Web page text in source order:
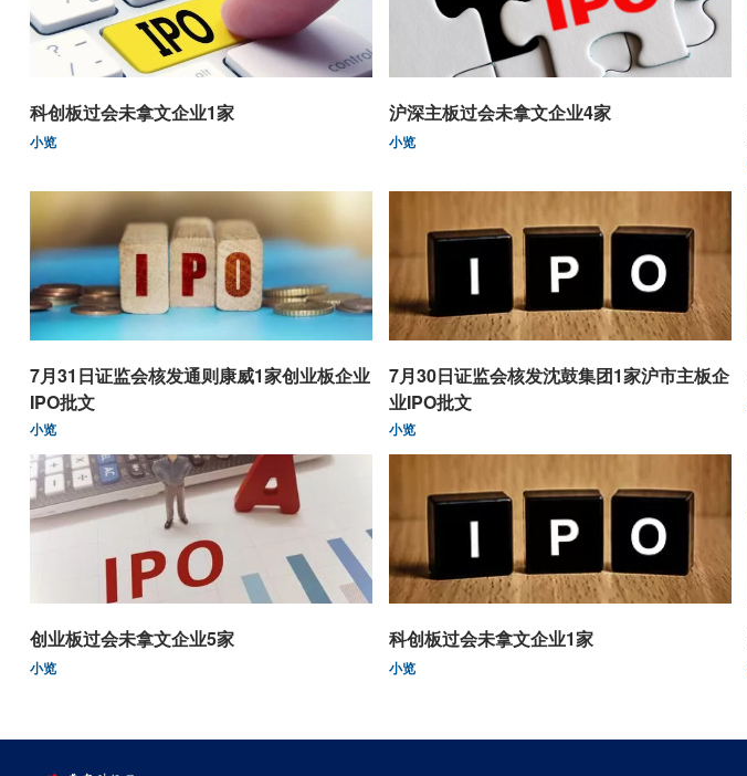
科创板过会未拿文企业1家
小览
沪深主板过会未拿文企业4家
小览
7月31日证监会核发通则康威1家创业板企业
IPO批文
小览
7月30日证监会核发沈鼓集团1家沪市主板企
业IPO批文
小览
创业板过会未拿文企业5家
小览
科创板过会未拿文企业1家
小览